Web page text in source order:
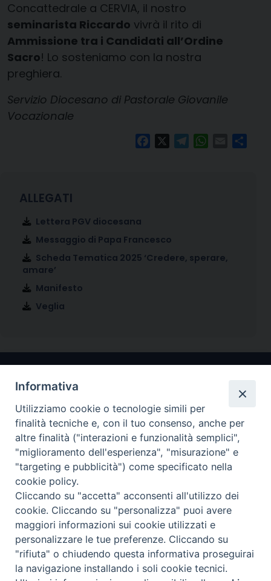
Concattedrale a CERVIA, il nostro
seminarista Riccardo vivrà il rito di
Ammissione tra i Candidati all’Ordine
Sacro! Lo sosteniamo con la nostra
preghiera.
Servizio Diocesano di Pastorale Giovanile
Vocazionale
FacebookTelegramWhatsApp
Email
Lettera PGV diocesana
Messaggio di Papa Francesco
Scheda Tematica 2025 ‘Credere, sperare,
amare’
Manifesto
Veglia
Arcidiocesi di Ravenna-Cervia
CONTATTI
Piazza Arcivescovado, 1 48121- Ravenna
tel 0544.541655
curia@diocesiravennacervia.it
Per segnalazioni tecniche e aggiornamenti:
Informativa
Utilizziamo cookie o tecnologie simili per
finalità tecniche e, con il tuo consenso, anche per
altre finalità ("interazioni e funzionalità semplici",
"miglioramento dell'esperienza", "misurazione" e
"targeting e pubblicità") come specificato nella
cookie policy.
Cliccando su "accetta" acconsenti all'utilizzo dei
cookie. Cliccando su "personalizza" puoi avere
maggiori informazioni sui cookie utilizzati e
personalizzare le tue preferenze. Cliccando su
"rifiuta" o chiudendo questa informativa proseguirai
la navigazione installando i soli cookie tecnici.